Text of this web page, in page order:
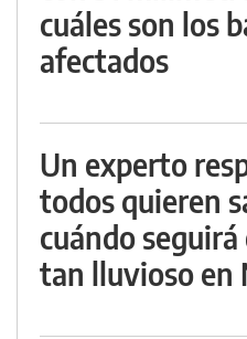
cuáles son los
afectados
Un experto
todos quieren
cuándo
tan lluvioso en